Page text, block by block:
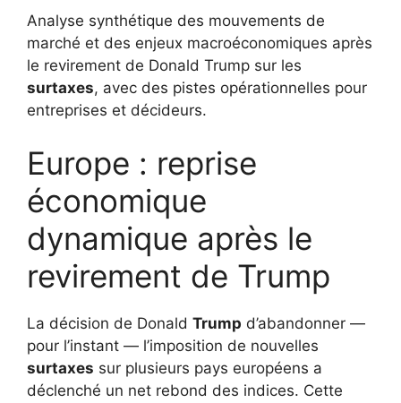
Analyse synthétique des mouvements de
marché et des enjeux macroéconomiques après
le revirement de Donald Trump sur les
surtaxes, avec des pistes opérationnelles pour
entreprises et décideurs.
Europe : reprise
économique
dynamique après le
revirement de Trump
La décision de Donald Trump d’abandonner —
pour l’instant — l’imposition de nouvelles
surtaxes sur plusieurs pays européens a
déclenché un net rebond des indices. Cette